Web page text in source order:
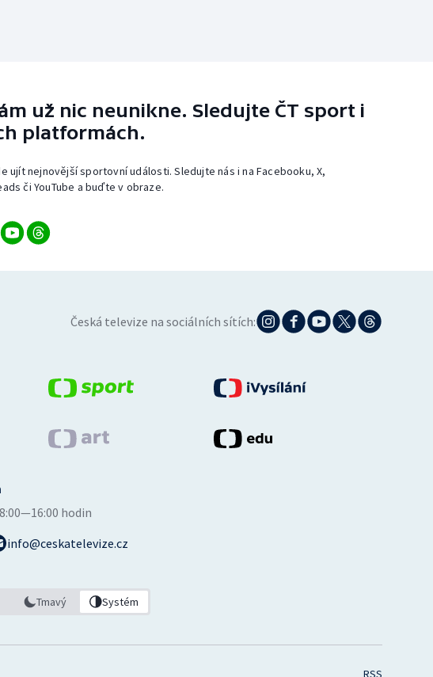
už nic neunikne. Sledujte ČT sport i
platformách.
ujít nejnovější sportovní události. Sledujte nás i na Facebooku, X,
či YouTube a buďte v obraze.
Česká televize na sociálních sítích:
8:00—16:00 hodin
info@ceskatelevize.cz
Tmavý Systém
RSS